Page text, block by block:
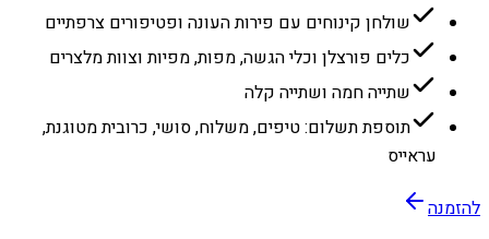
שולחן קינוחים עם פירות העונה ופטיפורים צרפתיים
כלים פורצלן וכלי הגשה, מפות, מפיות וצוות מלצרים
שתייה חמה ושתייה קלה
תוספת תשלום: טיפים, משלוח, סושי, כרובית מטוגנת,
עראייס
להזמנה